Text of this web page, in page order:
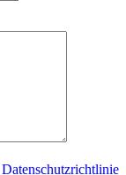
Datenschutzrichtlinie